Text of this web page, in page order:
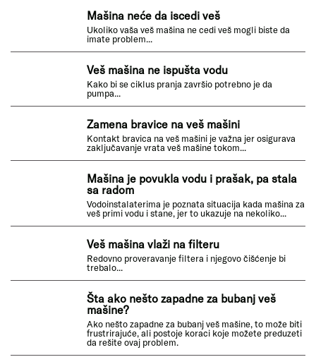
Mašina neće da iscedi veš
Ukoliko vaša veš mašina ne cedi veš mogli biste da
imate problem...
Veš mašina ne ispušta vodu
Kako bi se ciklus pranja završio potrebno je da
Zamena bravice na veš mašini
Kontakt bravica na veš mašini je važna jer osigurava
zaključavanje vrata veš mašine tokom...
Mašina je povukla vodu i prašak, pa stala
sa radom
Vodoinstalaterima je poznata situacija kada mašina za
veš primi vodu i stane, jer to ukazuje na nekoliko...
Veš mašina vlaži na filteru
Redovno proveravanje filtera i njegovo čišćenje bi
trebalo...